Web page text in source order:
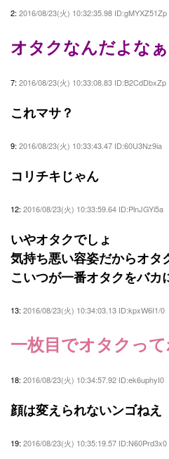
2: 2016/08/23(火) 10:32:35.98 ID:gMYXZ51Zp
オタクなんだよなぁ
7: 2016/08/23(火) 10:33:08.83 ID:B2CdDbxZp
これマサ？
9: 2016/08/23(火) 10:33:43.47 ID:60U3Nz9ia
コリチキじゃん
12: 2016/08/23(火) 10:33:59.64 ID:PlnJGYi5a
いやオタクでしょ
気持ち悪い容姿だからオタ
こいつが一番オタクをバカ
13: 2016/08/23(火) 10:34:03.13 ID:kpxW6I1/0
一枚目でオタクっ
18: 2016/08/23(火) 10:34:57.92 ID:ek6uphyI0
顔は変えられないンゴねえ
19: 2016/08/23(火) 10:35:19.57 ID:N60Prd3x0